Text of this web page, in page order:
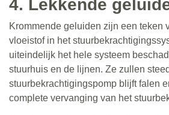
4. Lekkende
Krommende geluiden zijn een teken
vloeistof in het
uiteindelijk het hele systeem
stuurhuis en de lijnen. Ze zullen
stuurbekrachtigingspomp blijft falen
complete vervanging van het